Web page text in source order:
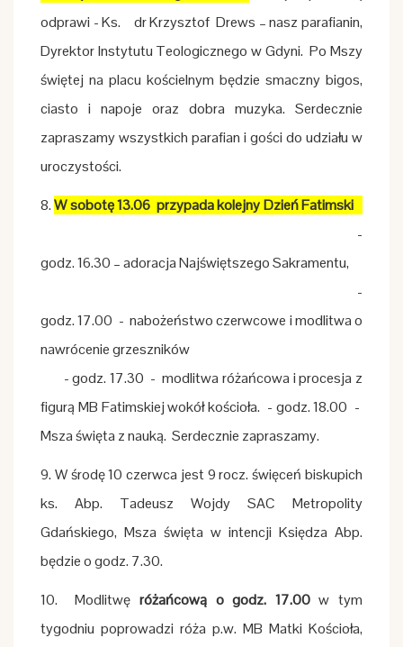
odprawi - Ks. dr Krzysztof Drews – nasz parafianin,
Dyrektor Instytutu Teologicznego w Gdyni. Po Mszy
świętej na placu kościelnym będzie smaczny bigos,
ciasto i napoje oraz dobra muzyka. Serdecznie
zapraszamy wszystkich parafian i gości do udziału w
uroczystości.
8.W sobotę 13.06 przypada kolejny Dzień Fatimski
-
godz. 16.30 – adoracja Najświętszego Sakramentu,
-
godz. 17.00 - nabożeństwo czerwcowe i modlitwa o
nawrócenie grzeszników
- godz. 17.30 - modlitwa różańcowa i procesja z
figurą MB Fatimskiej wokół kościoła. - godz. 18.00 -
Msza święta z nauką. Serdecznie zapraszamy.
9. W środę 10 czerwca jest 9 rocz. święceń biskupich
ks. Abp. Tadeusz Wojdy SAC Metropolity
Gdańskiego, Msza święta w intencji Księdza Abp.
będzie o godz. 7.30.
10. Modlitwę różańcową o godz. 17.00w tym
tygodniu poprowadzi róża p.w. MB Matki Kościoła,